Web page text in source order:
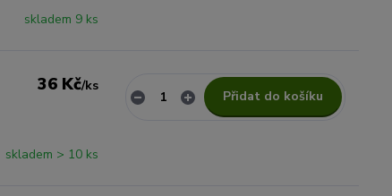
skladem 9 ks
36 Kč/ks
skladem > 10 ks
Přidat do košíku